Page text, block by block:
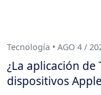
Tecnología • AGO 4 /
¿La aplicación
dispositivos